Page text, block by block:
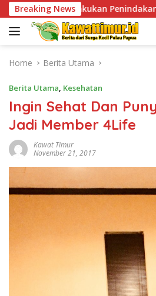
Skip
to
content
Breaking News
Penindakan Tegas dan Terukur
Home Berita Utama
Berita Utama, Kesehatan
Ingin Sehat Dan
Jadi Member 4Life
Kawat Timur
November 21, 2017